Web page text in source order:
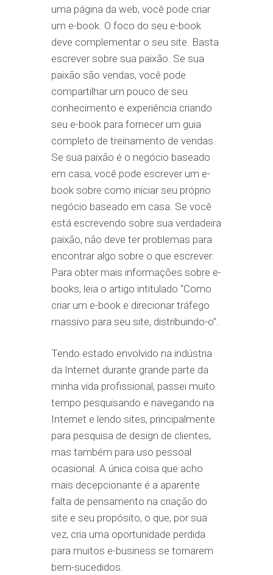
uma página da web, você pode criar
um e-book. O foco do seu e-book
deve complementar o seu site. Basta
escrever sobre sua paixão. Se sua
paixão são vendas, você pode
compartilhar um pouco de seu
conhecimento e experiência criando
seu e-book para fornecer um guia
completo de treinamento de vendas.
Se sua paixão é o negócio baseado
em casa, você pode escrever um e-
book sobre como iniciar seu próprio
negócio baseado em casa. Se você
está escrevendo sobre sua verdadeira
paixão, não deve ter problemas para
encontrar algo sobre o que escrever.
Para obter mais informações sobre e-
books, leia o artigo intitulado “Como
criar um e-book e direcionar tráfego
massivo para seu site, distribuindo-o”.
Tendo estado envolvido na indústria
da Internet durante grande parte da
minha vida profissional, passei muito
tempo pesquisando e navegando na
Internet e lendo sites, principalmente
para pesquisa de design de clientes,
mas também para uso pessoal
ocasional. A única coisa que acho
mais decepcionante é a aparente
falta de pensamento na criação do
site e seu propósito, o que, por sua
vez, cria uma oportunidade perdida
para muitos e-business se tornarem
bem-sucedidos.